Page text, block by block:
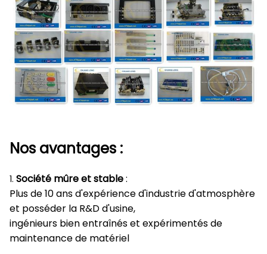
Nos avantages :
1. Société mûre et stable:
Plus de 10 ans d'expérience d'industrie d'atmosphère
et posséder la R&D d'usine,
ingénieurs bien entraînés et expérimentés de
maintenance de matériel